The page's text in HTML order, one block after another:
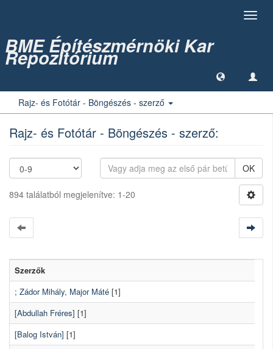
BME Építészmérnöki Kar
Repozitórium
Rajz- és Fotótár - Böngészés - szerző
Rajz- és Fotótár - Böngészés - szerző:
OK
894 találatból megjelenítve: 1-20
Szerzők
; Zádor Mihály, Major Máté [1]
[Abdullah Fréres] [1]
[Balog István] [1]